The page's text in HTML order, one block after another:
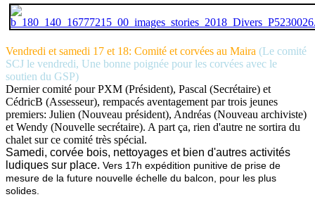
Vendredi et samedi 17 et 18: Comité et corvées au Maira (Le comité
SCJ le vendredi, Une bonne poignée pour les corvées avec le
soutien du GSP)
Dernier comité pour PXM (Président), Pascal (Secrétaire) et
CédricB (Assesseur), rempacés aventagement par trois jeunes
premiers: Julien (Nouveau président), Andréas (Nouveau archiviste)
et Wendy (Nouvelle secrétaire). A part ça, rien d'autre ne sortira du
chalet sur ce comité très spécial.
Samedi, corvée bois, nettoyages et bien d'autres activités
ludiques sur place. Vers 17h expédition punitive de prise de
mesure de la future nouvelle échelle du balcon, pour les plus
solides.